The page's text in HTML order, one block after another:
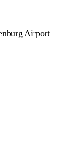
Airport